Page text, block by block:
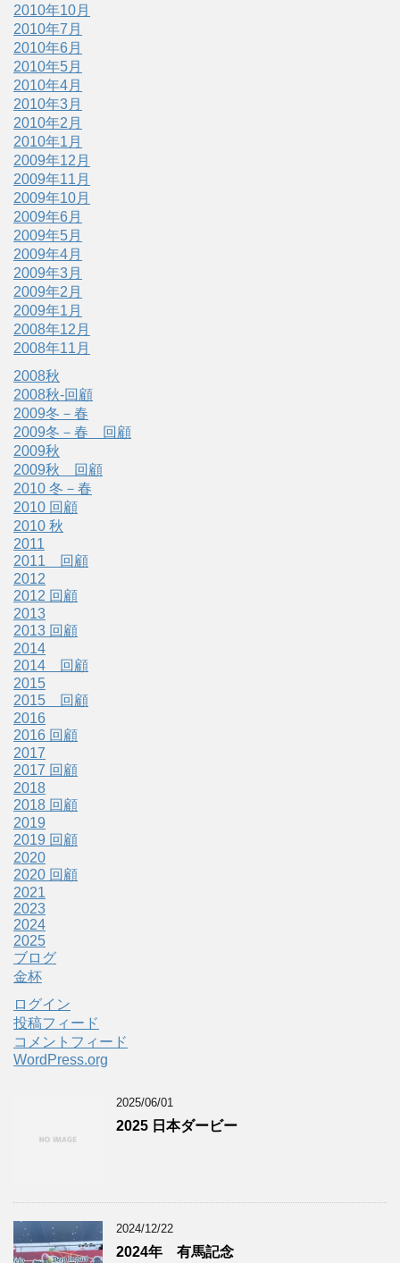
2010年10月
2010年7月
2010年6月
2010年5月
2010年4月
2010年3月
2010年2月
2010年1月
2009年12月
2009年11月
2009年10月
2009年6月
2009年5月
2009年4月
2009年3月
2009年2月
2009年1月
2008年12月
2008年11月
2008秋
2008秋-回顧
2009冬－春
2009冬－春 回顧
2009秋
2009秋 回顧
2010 冬－春
2010 回顧
2010 秋
2011
2011 回顧
2012
2012 回顧
2013
2013 回顧
2014
2014 回顧
2015
2015 回顧
2016
2016 回顧
2017
2017 回顧
2018
2018 回顧
2019
2019 回顧
2020
2020 回顧
2021
2023
2024
2025
ブログ
金杯
ログイン
投稿フィード
コメントフィード
WordPress.org
2025/06/01
2025 日本ダービー
2024/12/22
2024年 有馬記念